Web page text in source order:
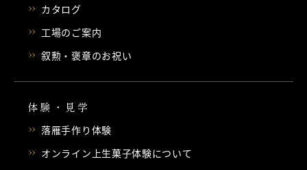
カタログ
工場のご案内
叙勲・褒章のお祝い
体験・見学
落雁手作り体験
オンライン上生菓子体験について